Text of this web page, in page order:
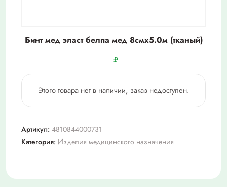
Бинт мед эласт белпа мед 8смх5.0м (тканый)
₽
Этого товара нет в наличии, заказ недоступен.
Артикул: 4810844000731
Категория: Изделия медицинского назначения